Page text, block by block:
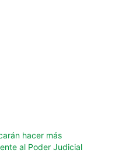
hacer más
al Poder Judicial